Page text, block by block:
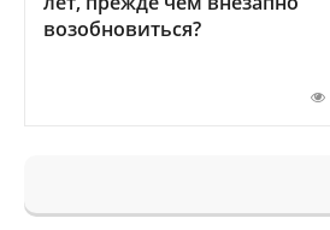
возобновиться?